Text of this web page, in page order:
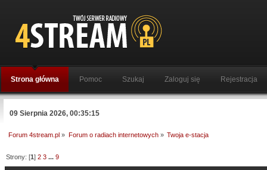
Strona główna Pomoc Szukaj Zaloguj się Rejestracja
09 Sierpnia 2026, 00:35:15
Forum 4stream.pl » Forum o radiach internetowych» Twoja e-stacja
Strony: [1]2 3 ...9